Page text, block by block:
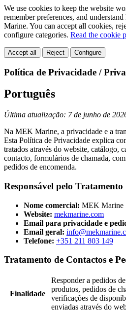
We use cookies to keep the website
remember preferences, and
Marine. You can accept all cookies,
configure categories. Read the cookie
Accept all Reject Configure
Política de Privacidade /
Português
Última atualização: 7 de junho de
Na MEK Marine, a privacidade e a
Esta Política de Privacidade explica
tratados através do website, catálogo,
contacto, formulários de chamada,
pedidos de encomenda.
Responsável pelo Tratamento
Nome comercial: MEK Marine
Website: mekmarine.com
Email para privacidade e
Email geral:
Telefone: +351 211 803 149
Tratamento de Contactos e
Finalidade
Responder a pedidos
produtos, pedidos de
verificações de
enviadas através do